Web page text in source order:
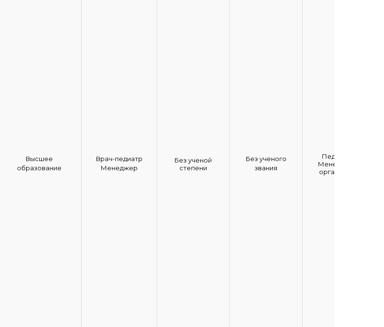
Высшее
образование
Врач-педиатр
Менеджер
Без ученой
степени
Без ученого
звания
Педиатрия
Менеджмент
организации